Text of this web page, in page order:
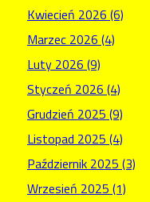
Kwiecień 2026 (6)
Marzec 2026 (4)
Luty 2026 (9)
Styczeń 2026 (4)
Grudzień 2025 (9)
Listopad 2025 (4)
Październik 2025 (3)
Wrzesień 2025 (1)